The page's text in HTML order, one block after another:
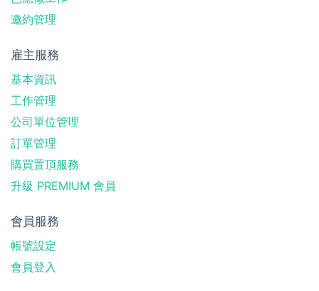
邀約管理
雇主服務
基本資訊
工作管理
公司單位管理
訂單管理
購買置頂服務
升級 PREMIUM 會員
會員服務
帳號設定
會員登入